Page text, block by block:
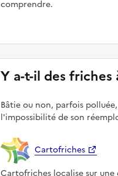
comprendre.
Y a-t-il des friches
Bâtie ou non, parfois
l'impossibilité de son
Cartofriches
Cartofriches localise sur